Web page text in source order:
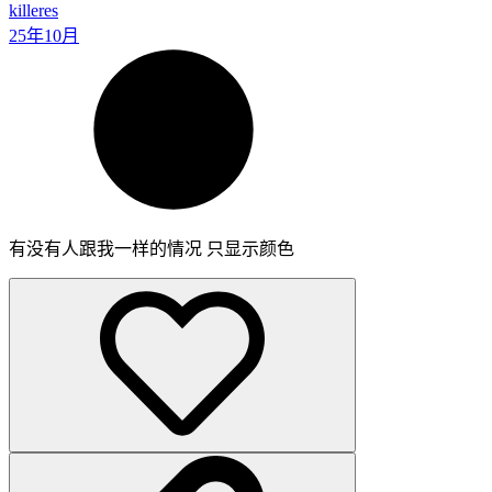
killeres
25年10月
有没有人跟我一样的情况 只显示颜色